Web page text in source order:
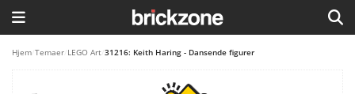
HJEM
Hjem Temaer LEGO Art 31216: Keith Haring - Dansende figurer